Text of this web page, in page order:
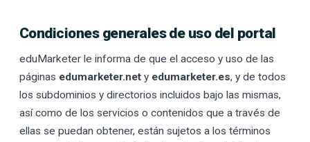
Condiciones generales de uso del portal
eduMarketer le informa de que el acceso y uso de las
páginas edumarketer.net y edumarketer.es, y de todos
los subdominios y directorios incluidos bajo las mismas,
así como de los servicios o contenidos que a través de
ellas se puedan obtener, están sujetos a los términos